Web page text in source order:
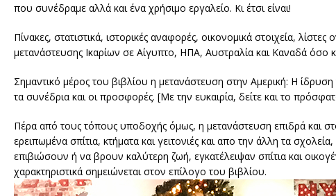
που συνέδραμε αλλά και ένα χρήσιμο εργαλείο. Κι έτσι είναι!
Πίνακες, στατιστικά, ιστορικές αναφορές, οικονομικά στοιχεία,
μετανάστευσης Ικαρίων σε Αίγυπτο, ΗΠΑ, Αυστραλία και Καναδά όσο
Σημαντικό μέρος του βιβλίου η μετανάστευση στην Αμερική: Η
τα συνέδρια και οι προσφορές. [Με την ευκαιρία, δείτε και το
Πέρα από τους τόπους υποδοχής όμως, η μετανάστευση επιδρά και
ερειπωμένα σπίτια, κτήματα και γειτονιές και απο την άλλη τα
επιβιώσουν ή να βρουν καλύτερη ζωή, εγκατέλειψαν σπίτια και
χαρακτηριστικά σημειώνεται στον επίλογο του βιβλίου.